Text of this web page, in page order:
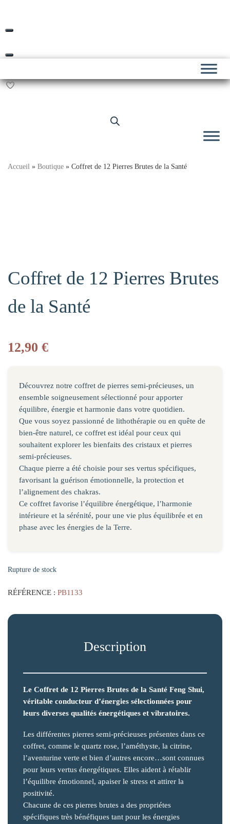
content
Accueil » Boutique » Coffret de 12 Pierres Brutes de la Santé
Coffret de 12 Pierres Brutes
de la Santé
12,90 €
Découvrez notre coffret de pierres semi-précieuses, un
ensemble soigneusement sélectionné pour apporter
équilibre, énergie et harmonie dans votre quotidien.
Que vous soyez passionné de lithothérapie ou en quête de
bien-être naturel, ce coffret est idéal pour ceux qui
souhaitent explorer les bienfaits des cristaux et pierres
semi-précieuses.
Chaque pierre a été choisie pour ses vertus spécifiques,
favorisant la guérison émotionnelle, la protection et
l’alignement des chakras.
Ce coffret favorise l’équilibre énergétique, l’harmonie
intérieure et la sérénité, pour une vie plus équilibrée et en
phase avec les énergies de la Terre.
Rupture de stock
RÉFÉRENCE : PB1133
Description
Le Coffret de 12 Pierres Brutes de la Santé Feng Shui,
véritable conducteur d’énergies sélectionnées pour
leurs diverses qualités énergétiques et vibratoires.
Les différentes pierres semi-précieuses présentes dans ce
coffret, comme le quartz rose, l’améthyste, la citrine,
l’aventurine verte et bien d’autres encore…sont connues
pour leurs vertus énergétiques. Elles aident à rétablir
l’équilibre émotionnel, apaiser le stress et attirer la
positivité.
Chacune de ces pierres brutes a des propriétes
spécifiques très bénéfiques tant pour les énergies